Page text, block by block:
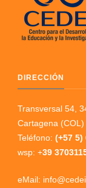
DIRECCIÓN
Transversal 54,
Cartagena (COL)
Teléfono: (+57 5)
wsp: +39
eMail: